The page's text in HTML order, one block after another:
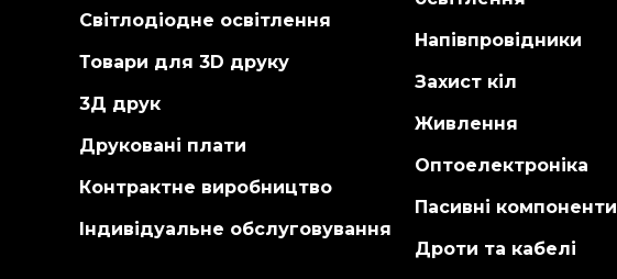
Світлодіодне освітлення
Товари для 3D друку
3Д друк
Друковані плати
Контрактне виробництво
Індивідуальне обслуговування
Напівпровідники
Захист кіл
Живлення
Оптоелектроніка
Пасивні компоненти
Дроти та кабелі